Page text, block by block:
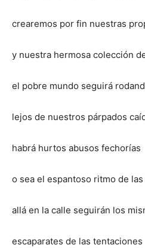
crearemos por fin nuestras
y nuestra hermosa colección
el pobre mundo seguirá
lejos de nuestros párpados
habrá hurtos abusos fechorías
o sea el espantoso ritmo de las
allá en la calle seguirán los
escaparates de las tentaciones